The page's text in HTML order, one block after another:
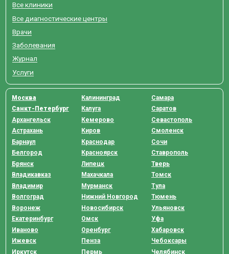
Все клиники
Все диагностические центры
Врачи
Заболевания
Журнал
Услуги
Москва
Санкт-Петербург
Архангельск
Астрахань
Барнаул
Белгород
Брянск
Владикавказ
Владимир
Волгоград
Воронеж
Екатеринбург
Иваново
Ижевск
Иркутск
Калининград
Калуга
Кемерово
Киров
Краснодар
Красноярск
Липецк
Махачкала
Мурманск
Нижний Новгород
Новосибирск
Омск
Оренбург
Пенза
Пермь
Самара
Саратов
Севастополь
Смоленск
Сочи
Ставрополь
Тверь
Томск
Тула
Тюмень
Ульяновск
Уфа
Хабаровск
Чебоксары
Челябинск